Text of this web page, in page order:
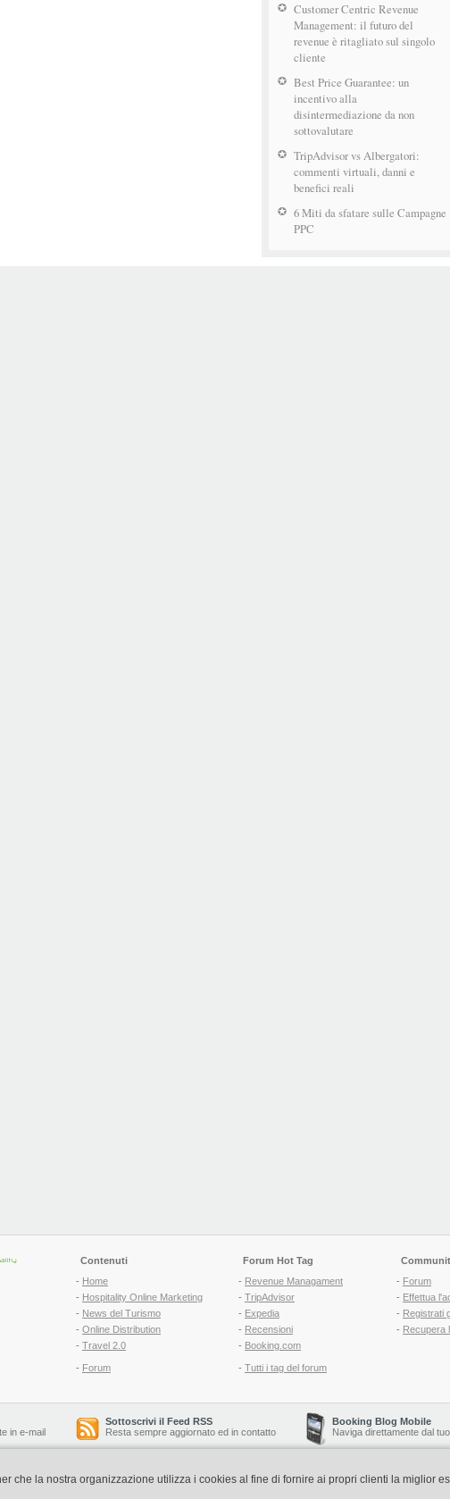
Customer Centric Revenue
Management: il futuro del
revenue è ritagliato sul singolo
cliente
Best Price Guarantee: un
incentivo alla
disintermediazione da non
sottovalutare
TripAdvisor vs Albergatori:
commenti virtuali, danni e
benefici reali
6 Miti da sfatare sulle Campagne
PPC
Contenuti
- Home
- Hospitality Online Marketing
- News del Turismo
- Online Distribution
- Travel 2.0
- Forum
Forum Hot Tag
- Revenue Managament
- TripAdvisor
- Expedia
- Recensioni
- Booking.com
- Tutti i tag del forum
- Forum
- Effettua
- Registrati
- Recupera
in e-mail
Sottoscrivi il Feed RSS
Resta sempre aggiornato ed in contatto
Booking Blog Mobile
Naviga direttamente dal
Copyright © 2006-2026 QNT S.r.l. Socio Unico -
che la nostra organizzazione utilizza i cookies al fine di fornire ai propri clienti la miglior